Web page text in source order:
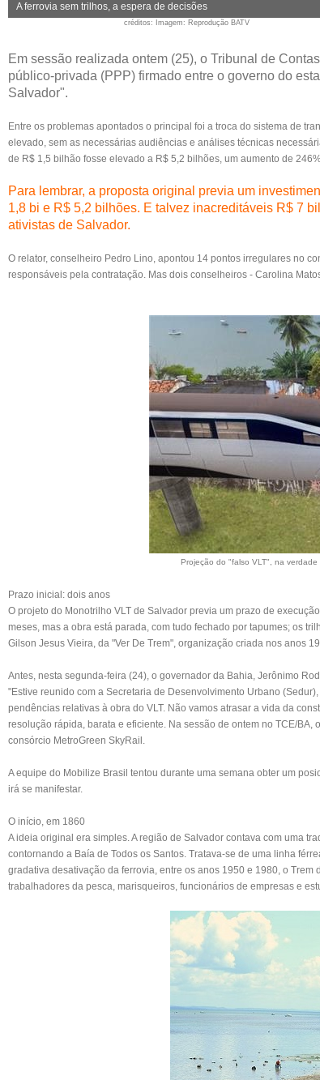
A ferrovia sem trilhos, a espera de decisões
créditos: Imagem: Reprodução BATV
Em sessão realizada ontem (25), o Tribunal de
público-privada (PPP) firmado entre o governo do
Salvador".
Entre os problemas apontados o principal foi a troca do sistema de
elevado, sem as necessárias audiências e análises técnicas
de R$ 1,5 bilhão fosse elevado a R$ 5,2 bilhões, um aumento de
Para lembrar, a proposta original previa um
1,8 bi e R$ 5,2 bilhões. E talvez inacreditáveis R$ 7
ativistas de Salvador.
O relator, conselheiro Pedro Lino, apontou 14 pontos irregulares no
responsáveis pela contratação. Mas dois conselheiros - Carolina
Projeção do "falso VLT", na
Prazo inicial: dois anos
O projeto do Monotrilho VLT de Salvador previa um prazo de
meses, mas a obra está parada, com tudo fechado por tapumes; os
Gilson Jesus Vieira, da "Ver De Trem", organização criada nos anos
Antes, nesta segunda-feira (24), o governador da Bahia, Jerônimo
"Estive reunido com a Secretaria de Desenvolvimento Urbano
pendências relativas à obra do VLT. Não vamos atrasar a vida da
resolução rápida, barata e eficiente. Na sessão de ontem no TCE/
consórcio MetroGreen SkyRail.
A equipe do Mobilize Brasil tentou durante uma semana obter um
irá se manifestar.
O início, em 1860
A ideia original era simples. A região de Salvador contava com uma
contornando a Baía de Todos os Santos. Tratava-se de uma linha
gradativa desativação da ferrovia, entre os anos 1950 e 1980, o
trabalhadores da pesca, marisqueiros, funcionários de empresas e